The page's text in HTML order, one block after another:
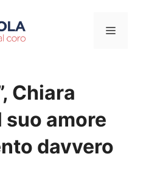
Menu
Chiara
suo amore
davvero